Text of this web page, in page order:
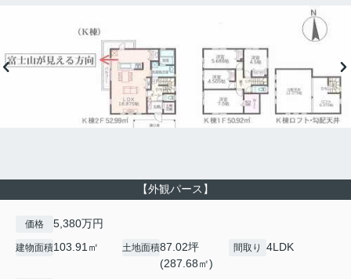
【外観パース】
価格 5,380万円
建物面積103.91㎡ 土地面積87.02坪
(287.68㎡)
間取り 4LDK